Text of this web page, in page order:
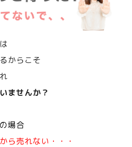
からこそ
ませんか？
場合
ら売れない・・・